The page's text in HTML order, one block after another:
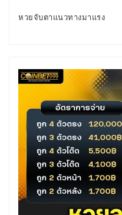
หวยจับตาแนวทางมาแรง